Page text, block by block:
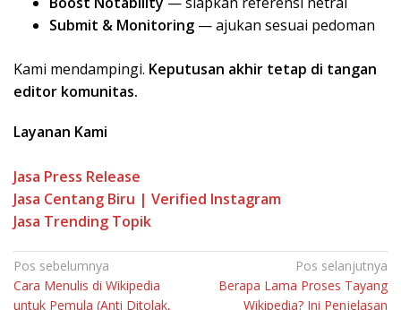
Submit & Monitoring — ajukan sesuai pedoman
Kami mendampingi. Keputusan akhir tetap di tangan
editor komunitas.
Layanan Kami
Jasa Press Release
Jasa Centang Biru | Verified Instagram
Jasa Trending Topik
Pos sebelumnya
Cara Menulis di Wikipedia
untuk Pemula (Anti Ditolak,
Pos selanjutnya
Berapa Lama Proses Tayang
Wikipedia? Ini Penjelasan